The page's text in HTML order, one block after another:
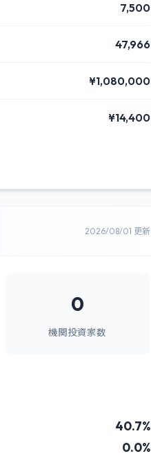
7,500
47,966
¥1,080,000
¥14,400
2026/08/01 更新
0
機関投資家数
40.7%
0.0%